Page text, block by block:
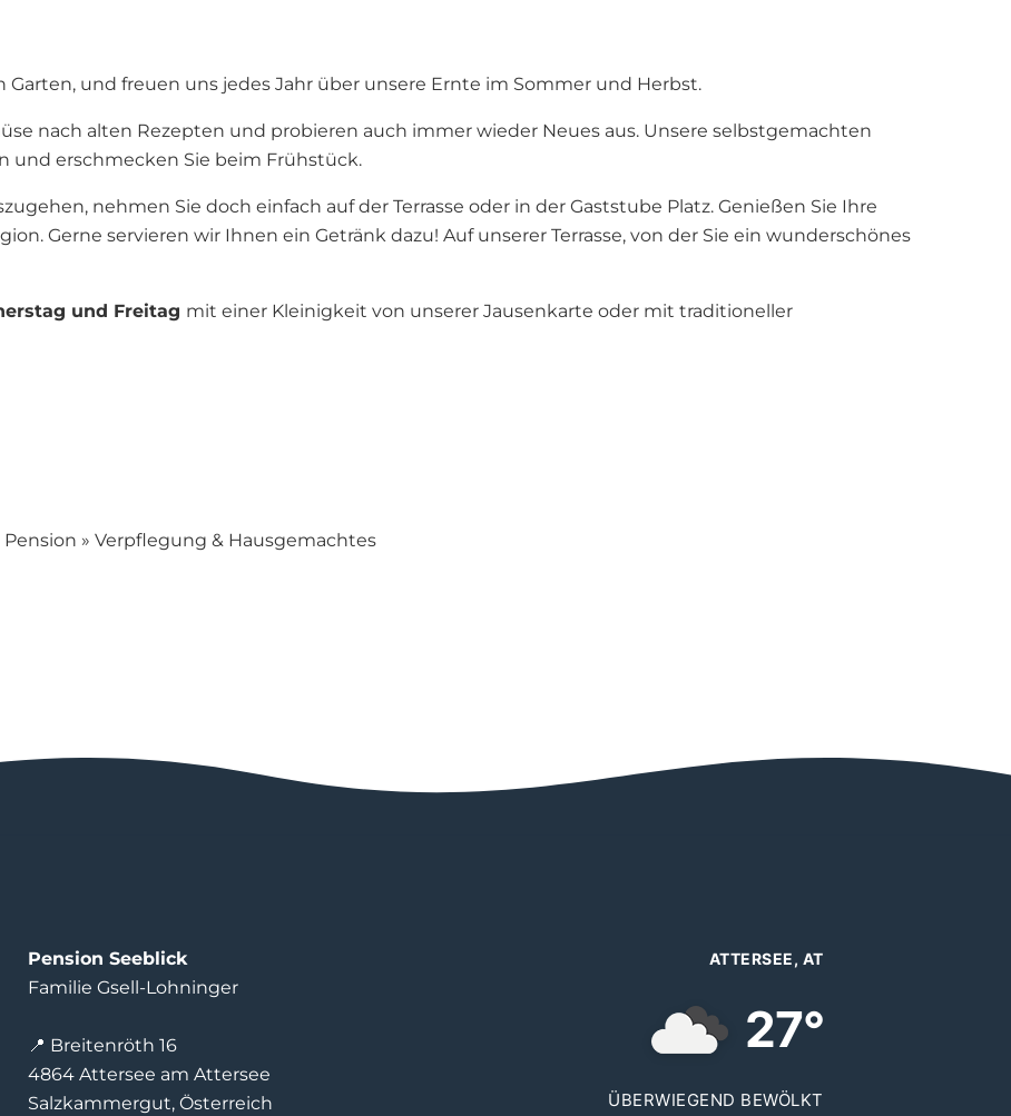
und freuen uns jedes Jahr über unsere Ernte im Sommer und Herbst.
nach alten Rezepten und probieren auch immer wieder Neues aus. Unsere selbstgemachten
und erschmecken Sie beim Frühstück.
nehmen Sie doch einfach auf der Terrasse oder in der Gaststube Platz. Genießen Sie Ihre
Gerne servieren wir Ihnen ein Getränk dazu! Auf unserer Terrasse, von der Sie ein wunderschönes
und Freitag mit einer Kleinigkeit von unserer Jausenkarte oder mit traditioneller
Pension » Verpflegung & Hausgemachtes
Pension Seeblick
Familie Gsell-Lohninger
📍 Breitenröth 16
4864 Attersee am Attersee
Salzkammergut, Österreich
ATTERSEE, AT
27°
ÜBERWIEGEND BEWÖLKT